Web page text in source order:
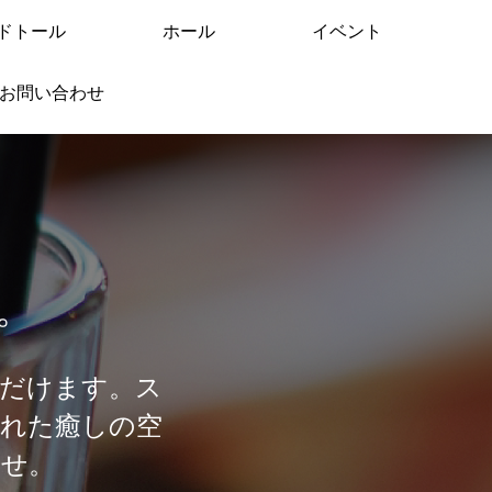
トール ホール イベント
お問い合わせ
けます。ス
た癒しの空
。